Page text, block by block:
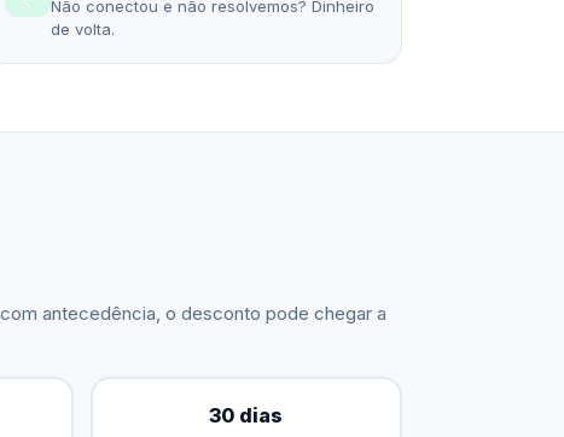
Não conectou e não resolvemos? Dinheiro
de volta.
antecedência, o desconto pode chegar a
30 dias